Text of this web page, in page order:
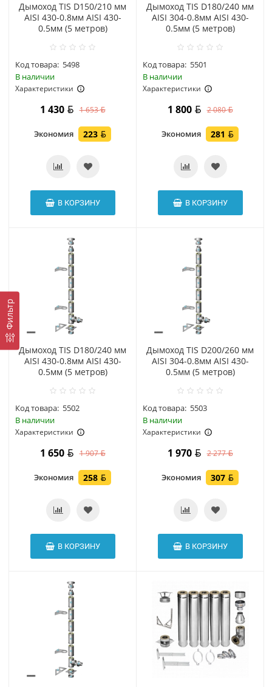
Фильтр
Дымоход TIS D150/210 мм
AISI 430-0.8мм AISI 430-
0.5мм (5 метров)
Код товара: 5498
В наличии
Характеристики
1 430 1 653
Экономия 223
В КОРЗИНУ
Дымоход TIS D180/240 мм
AISI 304-0.8мм AISI 430-
0.5мм (5 метров)
Код товара: 5501
В наличии
Характеристики
1 800 2 080
Экономия 281
В КОРЗИНУ
Дымоход TIS D180/240 мм
AISI 430-0.8мм AISI 430-
0.5мм (5 метров)
Код товара: 5502
В наличии
Характеристики
1 650 1 907
Экономия 258
В КОРЗИНУ
Дымоход TIS D200/260 мм
AISI 304-0.8мм AISI 430-
0.5мм (5 метров)
Код товара: 5503
В наличии
Характеристики
1 970 2 277
Экономия 307
В КОРЗИНУ